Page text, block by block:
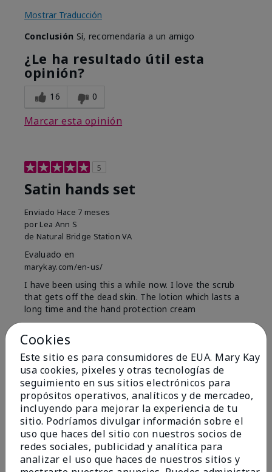
Mostrar Traducción
Conclusión Sí, recomendaría a un amigo
¿Le ha resultado útil esta
opinión?
16 0
Marcar esta opinión
5
Satin hands set
Enviado Hace 7 meses
por Lea Ann S
de Natural Bridge Station VA
Evaluado en
marykay.com/en-us/
I have been using this a while now. I love the scrub
that gets off the dead skin. The lotion which lasts a
long time and the hand protection cream
Conclusión
Sí, recomendaría a un amigo
¿Le ha resultado útil esta
opinión?
15 0
Marcar esta opinión
Cookies
Este sitio es para consumidores de EUA. Mary Kay
usa cookies, pixeles y otras tecnologías de
seguimiento en sus sitios electrónicos para
propósitos operativos, analíticos y de mercadeo,
incluyendo para mejorar la experiencia de tu
sitio. Podríamos divulgar información sobre el
uso que haces del sitio con nuestros socios de
redes sociales, publicidad y analítica para
analizar el uso que haces de nuestros sitios y